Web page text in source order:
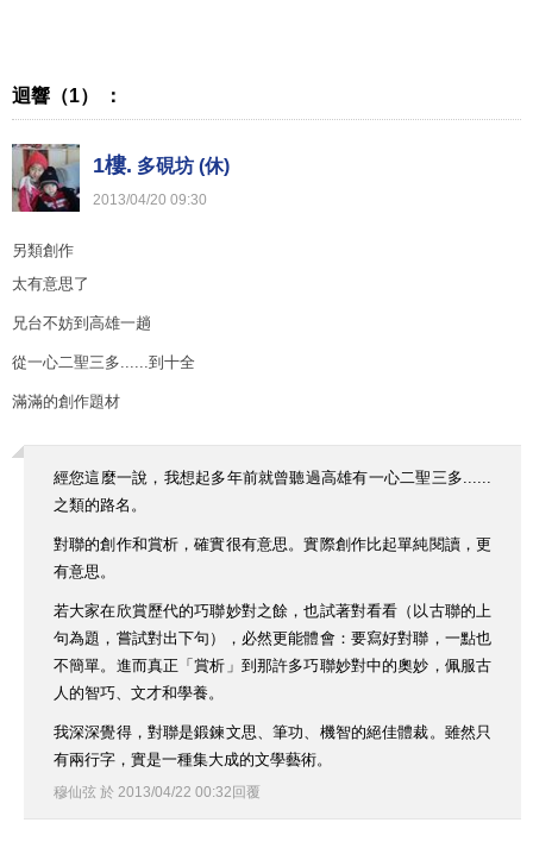
迴響（1） ：
1樓. 多硯坊 (休)
2013/04/20 09:30
另類創作
太有意思了
兄台不妨到高雄一趟
從一心二聖三多......到十全
滿滿的創作題材
經您這麼一說，我想起多年前就曾聽過高雄有一心二聖三多......
之類的路名。
對聯的創作和賞析，確實很有意思。實際創作比起單純閱讀，更
有意思。
若大家在欣賞歷代的巧聯妙對之餘，也試著對看看（以古聯的上
句為題，嘗試對出下句），必然更能體會：要寫好對聯，一點也
不簡單。進而真正「賞析」到那許多巧聯妙對中的奧妙，佩服古
人的智巧、文才和學養。
我深深覺得，對聯是鍛鍊文思、筆功、機智的絕佳體裁。雖然只
有兩行字，實是一種集大成的文學藝術。
穆仙弦 於 2013/04/22 00:32回覆